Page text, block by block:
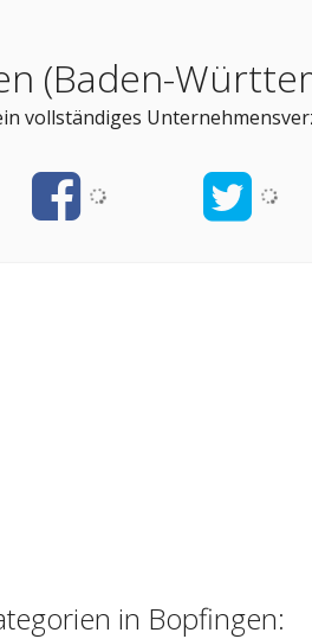
(Baden-
vollständiges
in Bopfingen: